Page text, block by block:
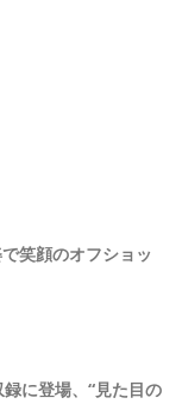
笑顔のオフショッ
録に登場、“見た目の